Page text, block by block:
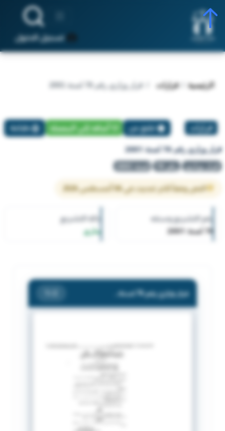
تسجيل الدخول
الرئيسية قرارات قرار وزاري رقم 76 لسنة 2001
قرارات تبليغ عن أضافة إلي المفضلة طباعة
قرار وزاري رقم 76 لسنة 2001
قرار وزاري رقم 76 لسنة 2001
النص وفقاً لآخر تحديث في 06 أغسطس 2026
رقم التشريع وسنته
76 لسنة 2001
حالة التشريع
ساري